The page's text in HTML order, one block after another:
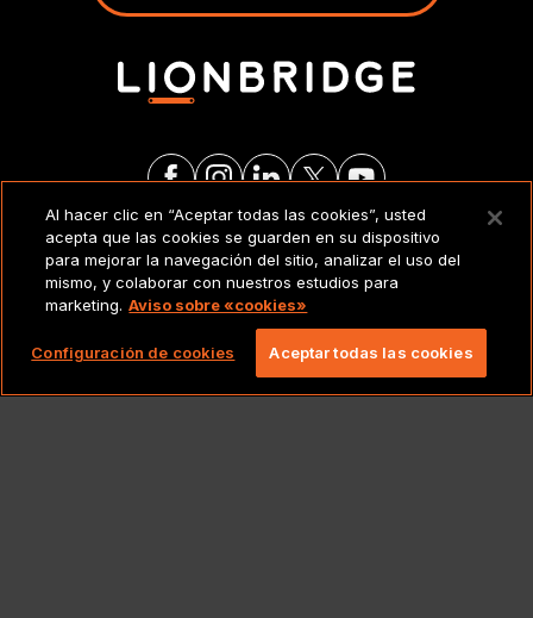
AVISO LEGAL
Copyright 2026 Lionbridge Technologies, LLC.
Todos los derechos reservados.
Al hacer clic en “Aceptar todas las cookies”, usted
acepta que las cookies se guarden en su dispositivo
para mejorar la navegación del sitio, analizar el uso del
mismo, y colaborar con nuestros estudios para
marketing. Aviso sobre «cookies»
Configuración de cookies Aceptar todas las cookies